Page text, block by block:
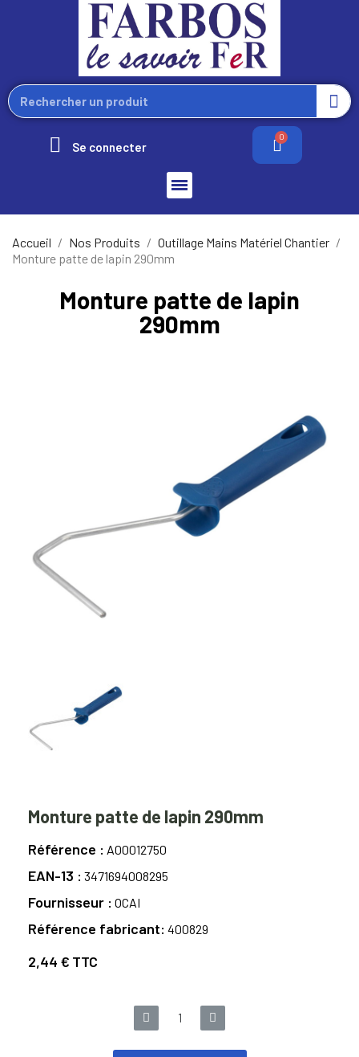
Se connecter
Accueil Nos Produits
Outillage Mains Matériel Chantier
Monture patte de lapin 290mm
Monture patte de lapin
290mm
Monture patte de lapin 290mm
Référence A00012750
EAN-13 3471694008295
Fournisseur OCAI
Référence fabricant 400829
2,44 € TTC